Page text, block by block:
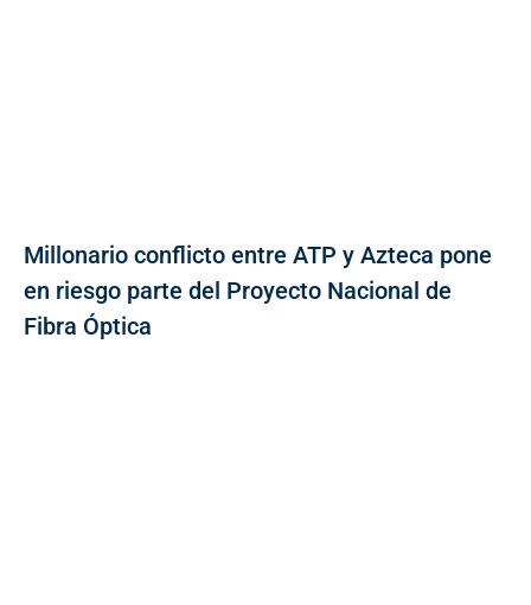
Millonario conflicto entre ATP y Azteca pone
en riesgo parte del Proyecto Nacional de
Fibra Óptica